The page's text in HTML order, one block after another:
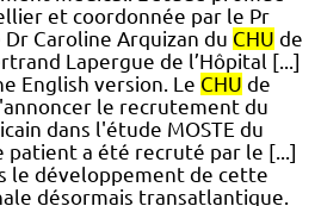
et coordonnée par le Pr
Caroline Arquizan du CHU de
Lapergue de l’Hôpital [...]
English version. Le CHU de
le recrutement du
dans l'étude MOSTE du
patient a été recruté par le [...]
le développement de cette
désormais transatlantique.